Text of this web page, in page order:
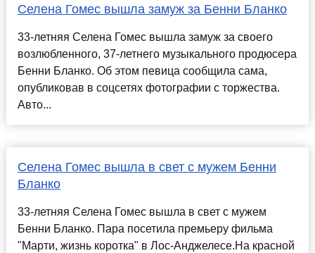
Селена Гомес вышла замуж за Бенни Бланко
33-летняя Селена Гомес вышла замуж за своего
возлюбленного, 37-летнего музыкального продюсера
Бенни Бланко. Об этом певица сообщила сама,
опубликовав в соцсетях фотографии с торжества.
Авто...
Селена Гомес вышла в свет с мужем Бенни
Бланко
33-летняя Селена Гомес вышла в свет с мужем
Бенни Бланко. Пара посетила премьеру фильма
"Марти, жизнь коротка" в Лос-Анджелесе.На красной